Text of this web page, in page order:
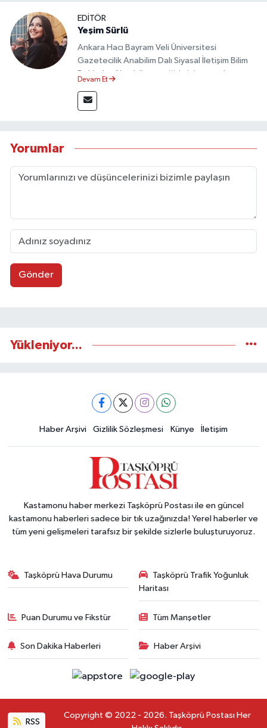
EDİTÖR
Yeşim Sürlü
Ankara Hacı Bayram Veli Üniversitesi
Gazetecilik Anabilim Dalı Siyasal İletişim Bilim
Dalı’nda yüksek lisans eğitimini tamamlamıştır.
akademik çalışmalar gerçekleştirmiştir.
Taşköprü Postası internet haber sitesinde
Devam Et
Yorumlar
Gönder
Yükleniyor...
Haber Arşivi Gizlilik Sözleşmesi Künye İletişim
Kastamonu haber merkezi Taşköprü Postası ile en güncel
kastamonu haberleri sadece bir tık uzağınızda! Yerel haberler ve
tüm yeni gelişmeleri tarafsız bir şekilde sizlerle buluşturuyoruz.
Taşköprü Hava Durumu
Taşköprü Trafik Yoğunluk
Haritası
Puan Durumu ve Fikstür Tüm Manşetler
Son Dakika Haberleri Haber Arşivi
RSS
Copyright © 2022 - 2026. Taşköprü Postası Her